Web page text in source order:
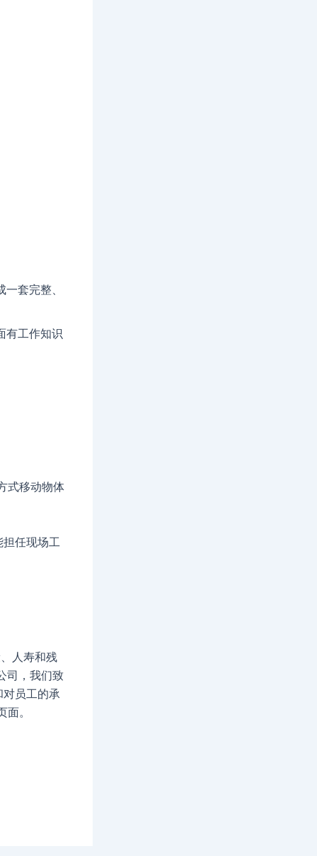
套完整、
有工作知识
式移动物体
任现场工
人寿和残
司，我们致
员工的承
。